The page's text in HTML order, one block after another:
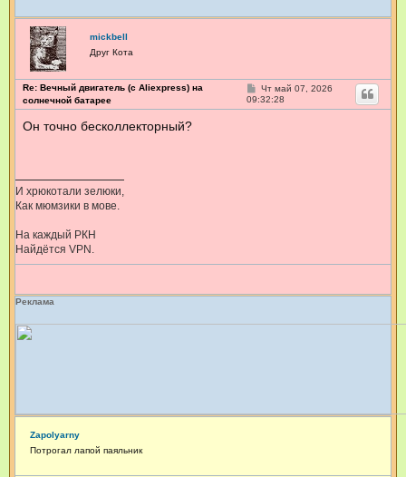
mickbell
Друг Кота
Re: Вечный двигатель (с Aliexpress) на
солнечной батарее
С
о
о
Чт май 07, 2026
09:32:28
Он точно бесколлекторный?
И хрюкотали зелюки,
Как мюмзики в мове.
На каждый РКН
Найдётся VPN.
Реклама
Zapolyarny
Потрогал лапой паяльник